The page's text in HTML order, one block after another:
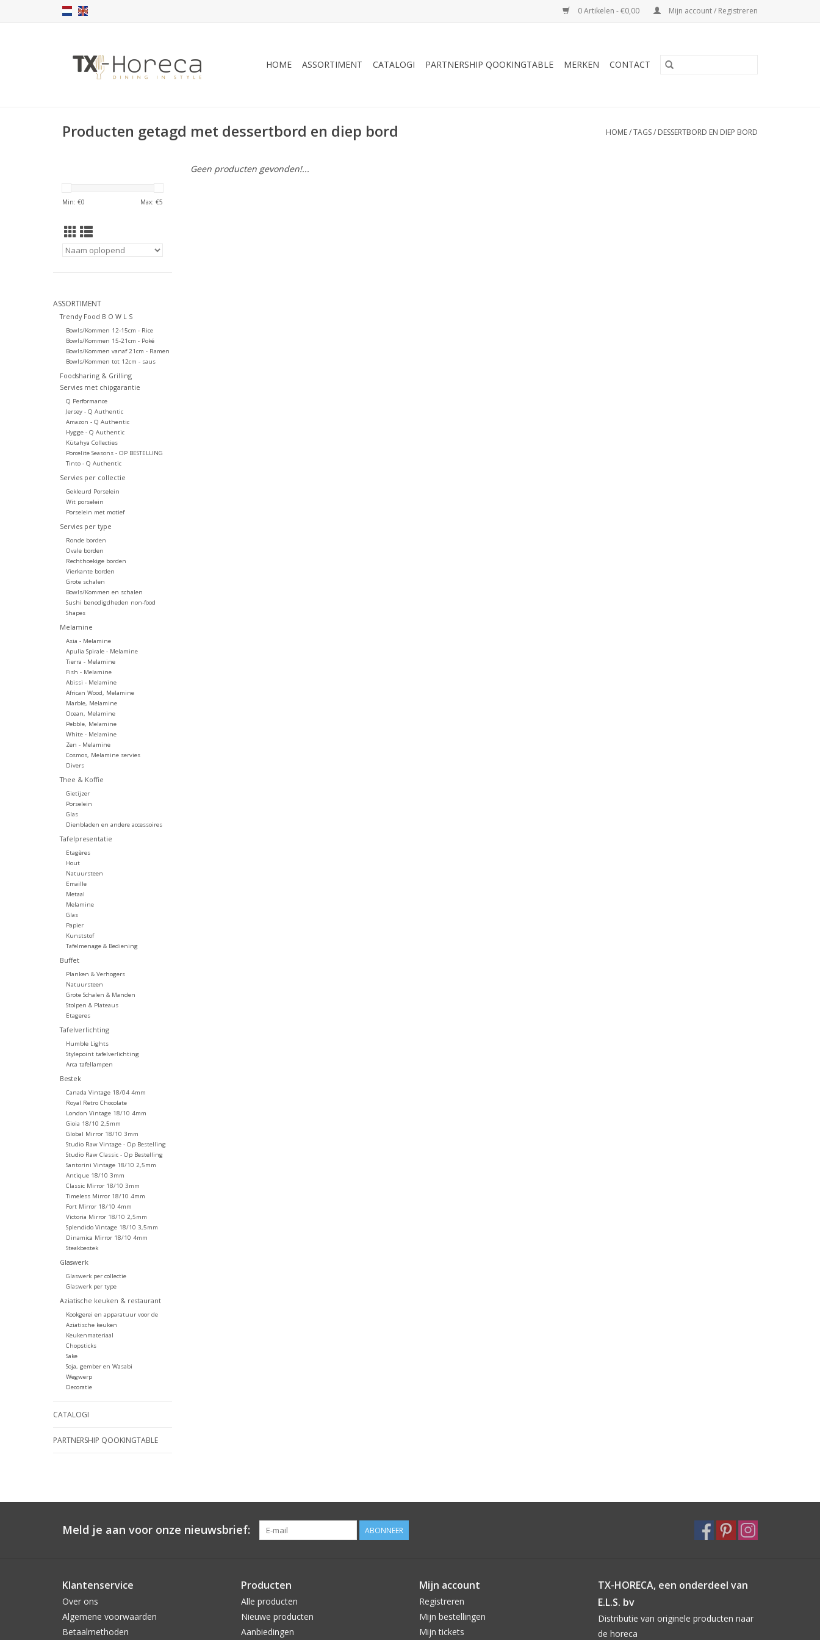
0 Artikelen - €0,00 Mijn account / Registreren
HOME ASSORTIMENT CATALOGI PARTNERSHIP QOOKINGTABLE MERKEN CONTACT
Producten getagd met dessertbord en diep bord HOME/TAGS/ DESSERTBORD EN DIEP BORD
Min: €0 Max: €5
ASSORTIMENT
Trendy Food B O W L S
Bowls/Kommen 12-15cm - Rice
Bowls/Kommen 15-21cm - Poké
Bowls/Kommen vanaf 21cm - Ramen
Bowls/Kommen tot 12cm - saus
Foodsharing & Grilling
Servies met chipgarantie
Q Performance
Jersey - Q Authentic
Amazon - Q Authentic
Hygge - Q Authentic
Kütahya Collecties
Porcelite Seasons - OP BESTELLING
Tinto - Q Authentic
Servies per collectie
Gekleurd Porselein
Wit porselein
Porselein met motief
Servies per type
Ronde borden
Ovale borden
Rechthoekige borden
Vierkante borden
Grote schalen
Bowls/Kommen en schalen
Sushi benodigdheden non-food
Shapes
Melamine
Asia - Melamine
Apulia Spirale - Melamine
Tierra - Melamine
Fish - Melamine
Abissi - Melamine
African Wood, Melamine
Marble, Melamine
Ocean, Melamine
Pebble, Melamine
White - Melamine
Zen - Melamine
Cosmos, Melamine servies
Divers
Thee & Koffie
Gietijzer
Porselein
Glas
Dienbladen en andere accessoires
Tafelpresentatie
Etagères
Hout
Natuursteen
Emaille
Metaal
Melamine
Glas
Papier
Kunststof
Tafelmenage & Bediening
Buffet
Planken & Verhogers
Natuursteen
Grote Schalen & Manden
Stolpen & Plateaus
Etageres
Tafelverlichting
Humble Lights
Stylepoint tafelverlichting
Arca tafellampen
Bestek
Canada Vintage 18/04 4mm
Royal Retro Chocolate
London Vintage 18/10 4mm
Gioia 18/10 2,5mm
Global Mirror 18/10 3mm
Studio Raw Vintage - Op Bestelling
Studio Raw Classic - Op Bestelling
Santorini Vintage 18/10 2,5mm
Antique 18/10 3mm
Classic Mirror 18/10 3mm
Timeless Mirror 18/10 4mm
Fort Mirror 18/10 4mm
Victoria Mirror 18/10 2,5mm
Splendido Vintage 18/10 3,5mm
Dinamica Mirror 18/10 4mm
Steakbestek
Glaswerk
Glaswerk per collectie
Glaswerk per type
Aziatische keuken & restaurant
Kookgerei en apparatuur voor de
Aziatische keuken
Keukenmateriaal
Chopsticks
Sake
Soja, gember en Wasabi
Wegwerp
Decoratie
CATALOGI
PARTNERSHIP QOOKINGTABLE
Geen producten gevonden!...
Meld je aan voor onze nieuwsbrief: ABONNEER
Klantenservice
Over ons
Algemene voorwaarden
Betaalmethoden
Producten
Alle producten
Nieuwe producten
Aanbiedingen
Mijn account
Registreren
Mijn bestellingen
Mijn tickets
TX-HORECA, een onderdeel van
E.L.S. bv
Distributie van originele producten naar
de horeca